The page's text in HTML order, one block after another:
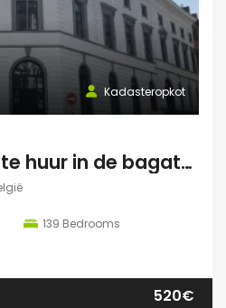
Kadasteropkot
Laatste kamers te huur in de bagattenstraat 130
139 Bedrooms
520€